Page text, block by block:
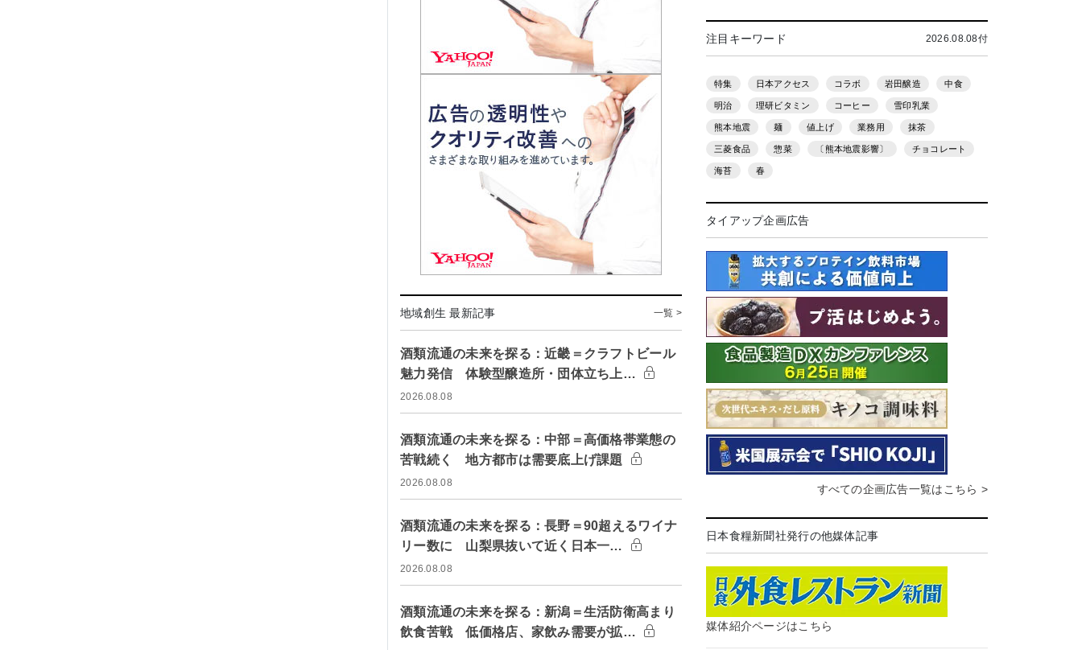
地域創生 最新記事 一覧 >
酒類流通の未来を探る：近畿＝クラフトビール
魅力発信 体験型醸造所・団体立ち上…
2026.08.08
酒類流通の未来を探る：中部＝高価格帯業態の
苦戦続く 地方都市は需要底上げ課題
2026.08.08
酒類流通の未来を探る：長野＝90超えるワイナ
リー数に 山梨県抜いて近く日本一…
2026.08.08
酒類流通の未来を探る：新潟＝生活防衛高まり
飲食苦戦 低価格店、家飲み需要が拡…
注目キーワード 2026.08.08付
特集 日本アクセス コラボ 岩田醸造 中食
明治 理研ビタミン コーヒー 雪印乳業
熊本地震 麺 値上げ 業務用 抹茶
三菱食品 惣菜 〔熊本地震影響〕 チョコレート
海苔 春
タイアップ企画広告
すべての企画広告一覧はこちら >
日本食糧新聞社発行の他媒体記事
媒体紹介ページはこちら